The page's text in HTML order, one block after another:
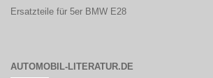
Ersatzteile für 5er BMW E28
AUTOMOBIL-LITERATUR.DE